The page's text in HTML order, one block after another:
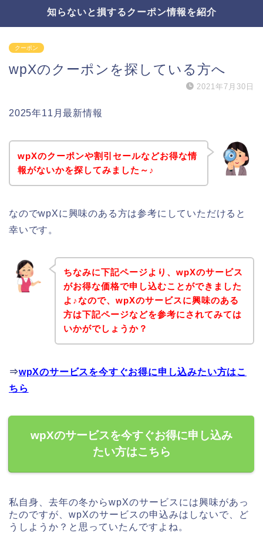
知らないと損するクーポン情報を紹介
クーポン
wpXのクーポンを探している方へ
2021年7月30日
2025年11月最新情報
wpXのクーポンや割引セールなどお得な情
報がないかを探してみました～♪
なのでwpXに興味のある方は参考にしていただけると
幸いです。
ちなみに下記ページより、wpXのサービス
がお得な価格で申し込むことができました
よ♪なので、wpXのサービスに興味のある
方は下記ページなどを参考にされてみては
いかがでしょうか？
⇒wpXのサービスを今すぐお得に申し込みたい方はこ
ちら
wpXのサービスを今すぐお得に申し込み
たい方はこちら
私自身、去年の冬からwpXのサービスには興味があっ
たのですが、wpXのサービスの申込みはしないで、ど
うしようか？と思っていたんですよね。